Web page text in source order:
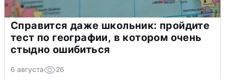
Справится даже школьник: пройдите
тест по географии, в котором очень
стыдно ошибиться
6 августа 26